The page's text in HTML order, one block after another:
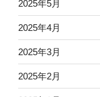
2025年5月
2025年4月
2025年3月
2025年2月